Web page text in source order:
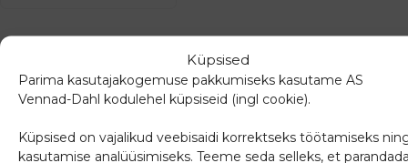
Küpsised
Parima kasutajakogemuse pakkumiseks kasutame AS
Vennad-Dahl kodulehel küpsiseid (ingl cookie).
Küpsised on vajalikud veebisaidi korrektseks töötamiseks
kasutamise analüüsimiseks. Teeme seda selleks, et
Sarnased tooted